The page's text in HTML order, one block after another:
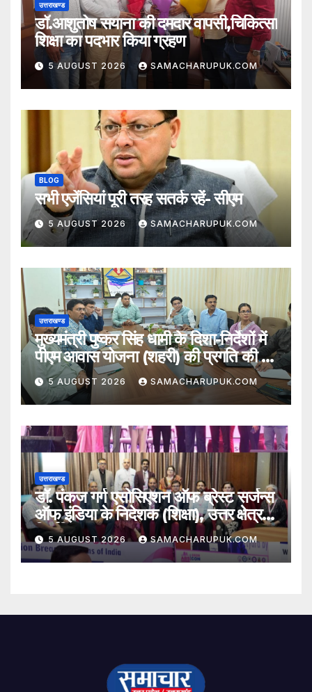
उत्तराखण्ड
डॉ.आशुतोष सयाना की दमदार वापसी,चिकित्सा
शिक्षा का पदभार किया ग्रहण
5 AUGUST 2026 SAMACHARUPUK.COM
BLOG
सभी एजेंसियां पूरी तरह सतर्क रहें- सीएम
5 AUGUST 2026 SAMACHARUPUK.COM
उत्तराखण्ड
मुख्यमंत्री पुष्कर सिंह धामी के दिशा-निर्देशों में
पीएम आवास योजना (शहरी) की प्रगति की हुई
समीक्षा
5 AUGUST 2026 SAMACHARUPUK.COM
उत्तराखण्ड
डॉ. पंकज गर्ग एसोसिएशन ऑफ ब्रेस्ट सर्जन्स
ऑफ इंडिया के निदेशक (शिक्षा), उत्तर क्षेत्र
निर्वाचित
5 AUGUST 2026 SAMACHARUPUK.COM